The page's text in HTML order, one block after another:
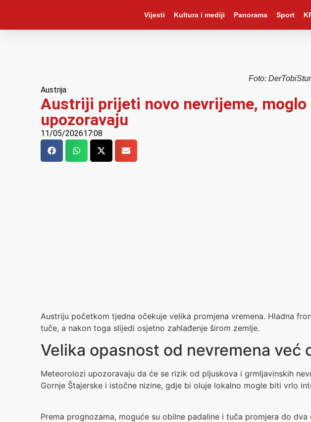
Vijesti Kultura i mediji Panorama Sport
Foto:
Austrija
Austriji prijeti novo nevrijeme,
upozoravaju
11/05/202617:08
Austriju početkom tjedna očekuje velika promjena vremena. Hladna
tuče, a nakon toga slijedi osjetno zahlađenje širom zemlje.
Velika opasnost od nevremena već
Meteorolozi upozoravaju da će se rizik od pljuskova i grmljavinskih
Gornje Štajerske i istočne nizine, gdje bi oluje lokalno mogle biti vrlo
Prema prognozama, moguće su obilne padaline i tuča promjera do